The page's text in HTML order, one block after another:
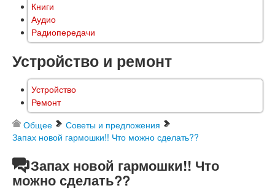
Книги
Аудио
Радиопередачи
Устройство и ремонт
Устройство
Ремонт
Общее
Советы и предложения
Запах новой гармошки!! Что можно сделать??
Запах новой гармошки!! Что
можно сделать??